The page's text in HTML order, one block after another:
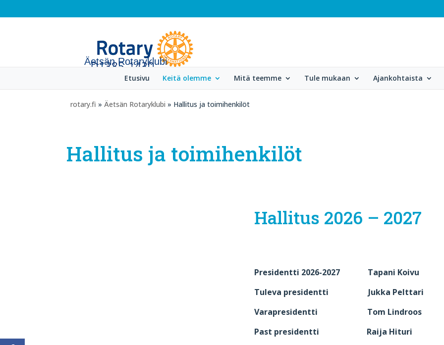
Äetsän Rotaryklubi
Etusivu Keitä olemme Mitä teemme Tule mukaan Ajankohtaista
rotary.fi » Äetsän Rotaryklubi » Hallitus ja toimihenkilöt
Hallitus ja toimihenkilöt
Hallitus 2026 – 2027
Presidentti 2026-2027 Tapani Koivu
Tuleva presidentti Jukka Pelttari
Varapresidentti Tom Lindroos
Past presidentti Raija Hituri